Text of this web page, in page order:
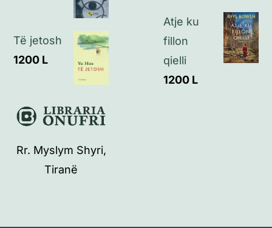
Të jetosh
1200 L
Atje ku
fillon
qielli
1200 L
Rr. Myslym Shyri,
Tiranë